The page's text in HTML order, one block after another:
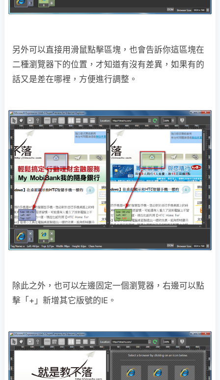
另外可以直接用滑鼠點擊區塊，也會告訴你這區塊在
二種瀏覽器下的位置，才知道有沒有差異，如果有的
話又是差在哪裡，方便進行調整。
除此之外，也可以左邊固定一個瀏覽器，右邊可以點
擊「+」新增其它版號的IE。